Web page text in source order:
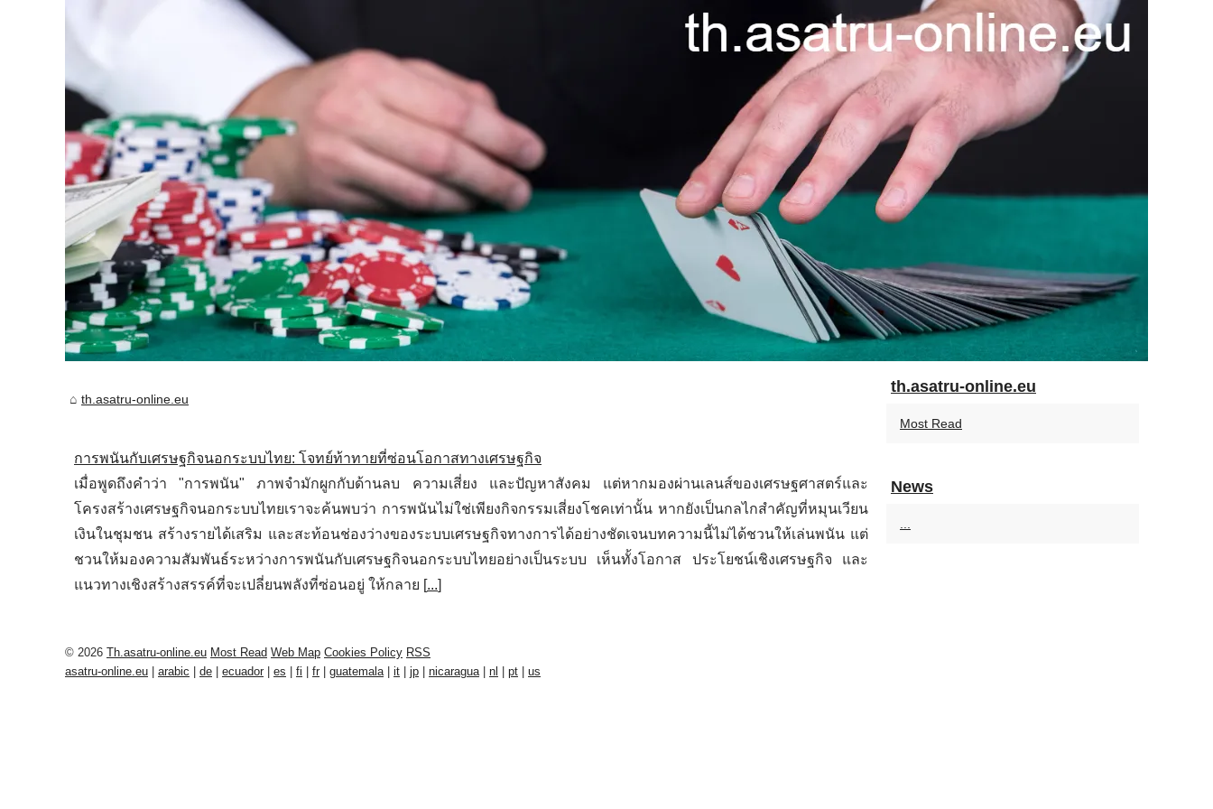
th.asatru-online.eu
การพนันกับเศรษฐกิจนอกระบบไทย: โจทย์ท้าทายที่ซ่อนโอกาสทางเศรษฐกิจ
เมื่อพูดถึงคำว่า "การพนัน" ภาพจำมักผูกกับด้านลบ ความเสี่ยง และปัญหาสังคม แต่หากมองผ่านเลนส์ของเศรษฐศาสตร์และ
โครงสร้างเศรษฐกิจนอกระบบไทยเราจะค้นพบว่า การพนันไม่ใช่เพียงกิจกรรมเสี่ยงโชคเท่านั้น หากยังเป็นกลไกสำคัญที่หมุนเวียน
เงินในชุมชน สร้างรายได้เสริม และสะท้อนช่องว่างของระบบเศรษฐกิจทางการได้อย่างชัดเจนบทความนี้ไม่ได้ชวนให้เล่นพนัน แต่
ชวนให้มองความสัมพันธ์ระหว่างการพนันกับเศรษฐกิจนอกระบบไทยอย่างเป็นระบบ เห็นทั้งโอกาส ประโยชน์เชิงเศรษฐกิจ และ
แนวทางเชิงสร้างสรรค์ที่จะเปลี่ยนพลังที่ซ่อนอยู่ ให้กลาย [...]
th.asatru-online.eu
Most Read
News
© 2026 Th.asatru-online.eu Most Read Web Map Cookies Policy RSS
asatru-online.eu
arabic de ecuador es fi fr guatemala| it jp nicaragua| nl pt us